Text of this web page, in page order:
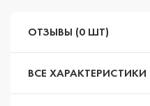
ОТЗЫВЫ (0 ШТ)
ВСЕ ХАРАКТЕРИСТИКИ